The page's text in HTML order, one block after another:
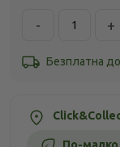
- +
Безплатна